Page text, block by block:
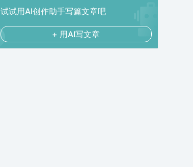
试试用AI创作助手写篇文章吧
+ 用AI写文章